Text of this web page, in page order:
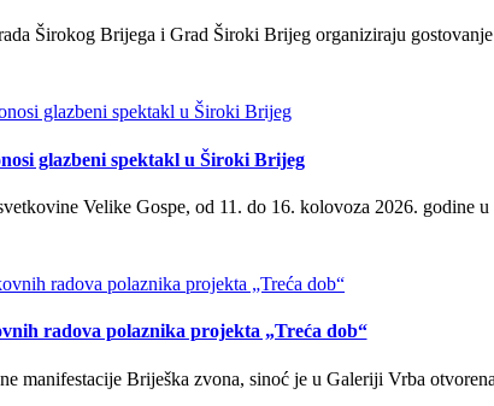
Širokog Brijega i Grad Široki Brijeg organiziraju
glazbeni spektakl u Široki Brijeg
Velike Gospe, od 11. do 16. kolovoza 2026. godine u
radova polaznika projekta „Treća dob“
manifestacije Briješka zvona, sinoć je u Galeriji Vrba